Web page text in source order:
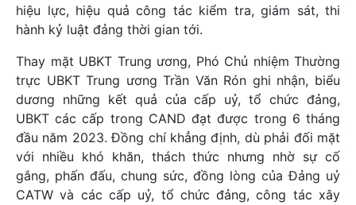
hiệu lực, hiệu quả công tác kiểm tra, giám sát, thi
hành kỷ luật đảng thời gian tới.
Thay mặt UBKT Trung ương, Phó Chủ nhiệm Thường
trực UBKT Trung ương Trần Văn Rón ghi nhận, biểu
dương những kết quả của cấp uỷ, tổ chức đảng,
UBKT các cấp trong CAND đạt được trong 6 tháng
đầu năm 2023. Đồng chí khẳng định, dù phải đối mặt
với nhiều khó khăn, thách thức nhưng nhờ sự cố
gắng, phấn đấu, chung sức, đồng lòng của Đảng uỷ
CATW và các cấp uỷ, tổ chức đảng, công tác xây